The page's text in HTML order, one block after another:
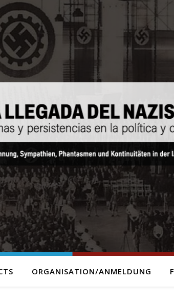
ORGANISATION/ANMELDUNG